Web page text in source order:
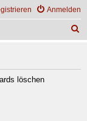
Anmelden
löschen